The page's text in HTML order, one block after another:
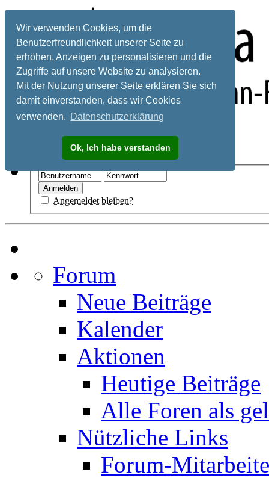
Wir verwenden Cookies, um die
Benutzerfreundlichkeit unserer Seite zu
erhöhen, Anzeigen zu personalisieren und die
Zugriffe auf unsere Website zu analysieren.
Mit der Nutzung unserer Seite erklären Sie sich
damit einverstanden, dass wir Cookies
verwenden. Datenschutzerklärung
Ok, Ich habe verstanden
Registrieren
Angemeldet bleiben?
Forum
Neue Beiträge
Kalender
Aktionen
Heutige Beiträge
Alle Foren als
Nützliche Links
Forum-